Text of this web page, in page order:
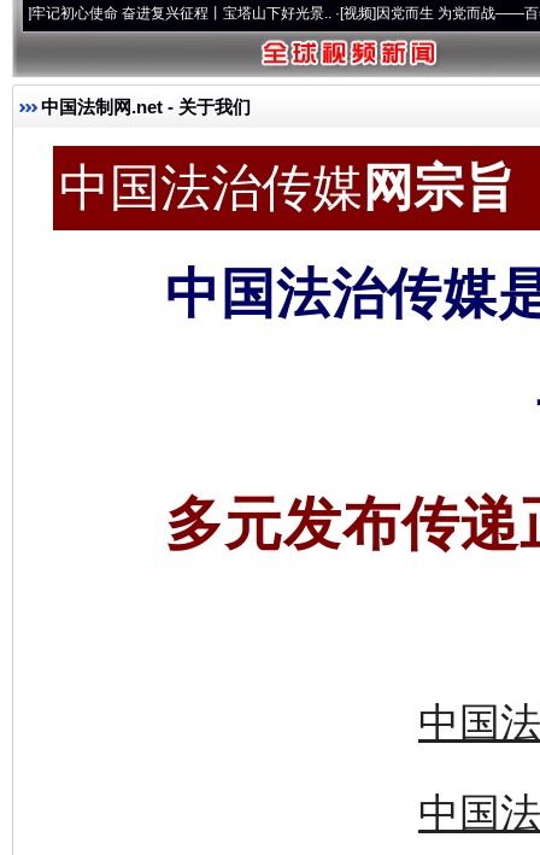
使命 奋进复兴征程丨宝塔山下好光景..·[视频]因党而生 为党而战——百年“纪”事⑧加
中国法制网.net - 关于我们
中国法治传媒 网宗
中国法治传媒
多元发布传
中国
中国